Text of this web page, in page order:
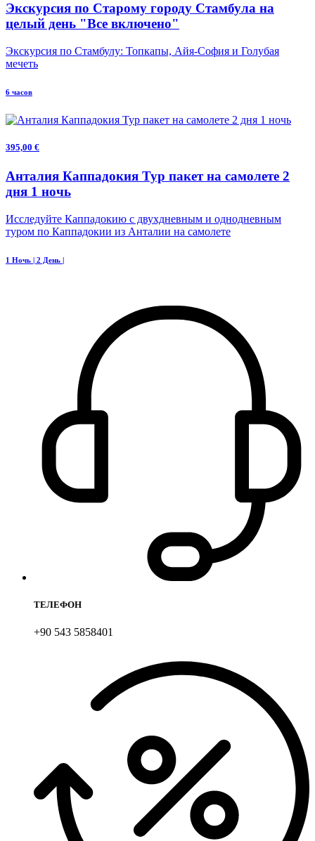
Экскурсия по Старому городу Стамбула на
целый день "Все включено"
Экскурсия по Стамбулу: Топкапы, Айя-София и Голубая
мечеть
6 часов
395,00 €
Анталия Каппадокия Тур пакет на самолете 2
дня 1 ночь
Исследуйте Каппадокию с двухдневным и однодневным
туром по Каппадокии из Анталии на самолете
1 Ночь | 2 День |
ТЕЛЕФОН
+90 543 5858401